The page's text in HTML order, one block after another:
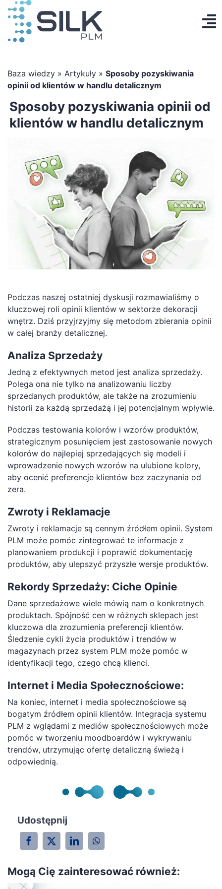
Przejdź
do
zawartości
Produkt
Baza wiedzy
Zaloguj się
Utwórz konto
Baza wiedzy» Artykuły» Sposoby pozyskiwania
opinii od klientów w handlu detalicznym
Sposoby pozyskiwania opinii od
klientów w handlu detalicznym
Udostępnij
Podczas naszej ostatniej dyskusji rozmawialiśmy o
kluczowej roli opinii klientów w sektorze dekoracji
wnętrz. Dziś przyjrzyjmy się metodom zbierania opinii
w całej branży detalicznej.
Analiza Sprzedaży
Jedną z efektywnych metod jest analiza sprzedaży.
Polega ona nie tylko na analizowaniu liczby
sprzedanych produktów, ale także na zrozumieniu
historii za każdą sprzedażą i jej potencjalnym wpływie.
Podczas testowania kolorów i wzorów produktów,
strategicznym posunięciem jest zastosowanie nowych
kolorów do najlepiej sprzedających się modeli i
wprowadzenie nowych wzorów na ulubione kolory,
aby ocenić preferencje klientów bez zaczynania od
zera.
Zwroty i Reklamacje
Zwroty i reklamacje są cennym źródłem opinii. System
PLM może pomóc zintegrować te informacje z
planowaniem produkcji i poprawić dokumentację
produktów, aby ulepszyć przyszłe wersje produktów.
Rekordy Sprzedaży: Ciche Opinie
Dane sprzedażowe wiele mówią nam o konkretnych
produktach. Spójność cen w różnych sklepach jest
kluczowa dla zrozumienia preferencji klientów.
Śledzenie cykli życia produktów i trendów w
magazynach przez system PLM może pomóc w
identyfikacji tego, czego chcą klienci.
Internet i Media Społecznościowe:
Na koniec, internet i media społecznościowe są
bogatym źródłem opinii klientów. Integracja systemu
PLM z wglądami z mediów społecznościowych może
pomóc w tworzeniu moodboardów i wykrywaniu
trendów, utrzymując ofertę detaliczną świeżą i
odpowiednią.
Mogą Cię zainteresować również: